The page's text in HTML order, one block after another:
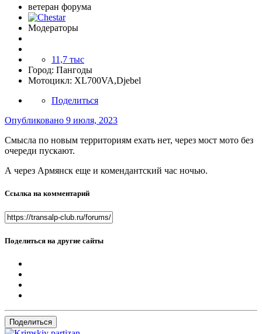
ветеран форума
Модераторы
11,7 тыс
Город: Пангоды
Мотоцикл: XL700VA,Djebel
Поделиться
Опубликовано 9 июля, 2023
Смысла по новым территориям ехать нет, через мост мото без
очереди пускают.
А через Армянск еще и комендантский час ночью.
Ссылка на комментарий
Поделиться на другие сайты
Поделиться